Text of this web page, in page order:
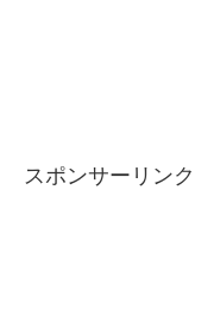
スポンサーリンク